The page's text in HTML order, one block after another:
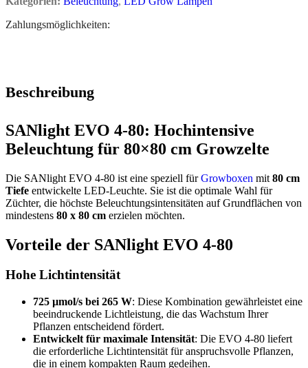
Zahlungsmöglichkeiten:
Beschreibung
SANlight EVO 4-80: Hochintensive
Beleuchtung für 80×80 cm Growzelte
Die SANlight EVO 4-80 ist eine speziell fürGrowboxen mit 80 cm
Tiefe entwickelte LED-Leuchte. Sie ist die optimale Wahl für
Züchter, die höchste Beleuchtungsintensitäten auf Grundflächen von
mindestens 80 x 80 cm erzielen möchten.
Vorteile der SANlight EVO 4-80
Hohe Lichtintensität
725 µmol/s bei 265 W: Diese Kombination gewährleistet eine
beeindruckende Lichtleistung, die das Wachstum Ihrer
Pflanzen entscheidend fördert.
Entwickelt für maximale Intensität: Die EVO 4-80 liefert
die erforderliche Lichtintensität für anspruchsvolle Pflanzen,
die in einem kompakten Raum gedeihen.